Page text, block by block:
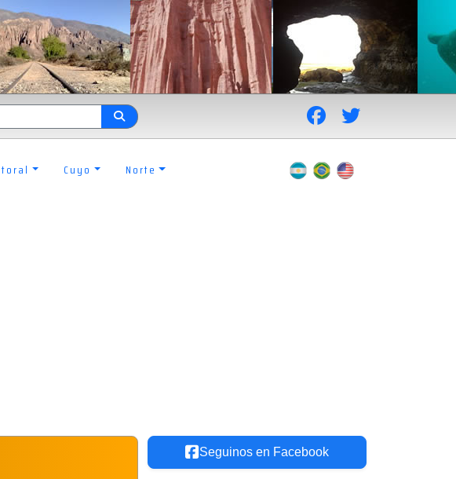
Cuyo Norte
Seguinos en Facebook